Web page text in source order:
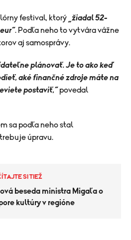
festival, ktorý
„žiadal 52-
. Podľa neho to vytvára vážne
aj samosprávy.
plánovať. Je to ako keď
aké finančné zdroje máte na
postaviť,“ povedal
sa podľa neho stal
úpravu.
SI TIEŽ
beseda ministra Migaľa o
kultúry v regióne